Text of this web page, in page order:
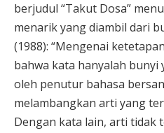
berjudul “Takut Dosa”
menarik yang diambil dari
(1988): “Mengenai
bahwa kata hanyalah bunyi
oleh penutur bahasa
melambangkan arti yang
Dengan kata lain, arti tidak